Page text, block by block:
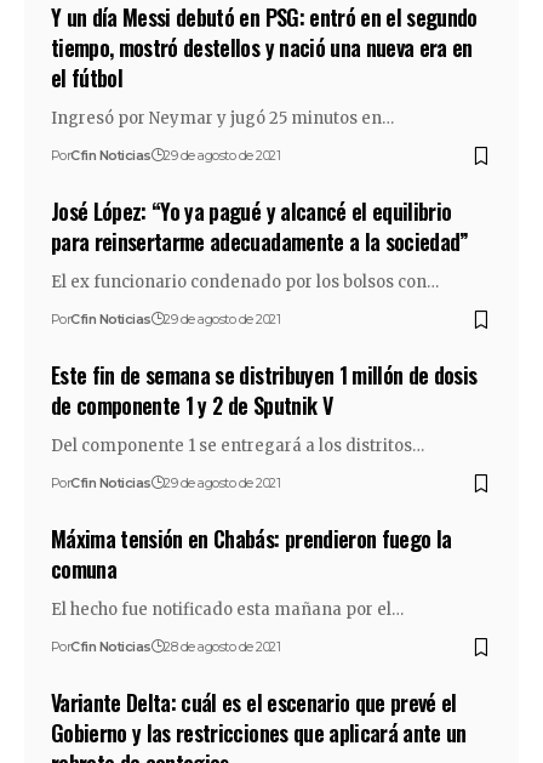
Y un día Messi debutó en PSG: entró en el segundo
tiempo, mostró destellos y nació una nueva era en
el fútbol
Ingresó por Neymar y jugó 25 minutos en…
PorCfin Noticias 29 de agosto de 2021
José López: “Yo ya pagué y alcancé el equilibrio
para reinsertarme adecuadamente a la sociedad”
El ex funcionario condenado por los bolsos con…
PorCfin Noticias 29 de agosto de 2021
Este fin de semana se distribuyen 1 millón de dosis
de componente 1 y 2 de Sputnik V
Del componente 1 se entregará a los distritos…
PorCfin Noticias 29 de agosto de 2021
Máxima tensión en Chabás: prendieron fuego la
comuna
El hecho fue notificado esta mañana por el…
PorCfin Noticias 28 de agosto de 2021
Variante Delta: cuál es el escenario que prevé el
Gobierno y las restricciones que aplicará ante un